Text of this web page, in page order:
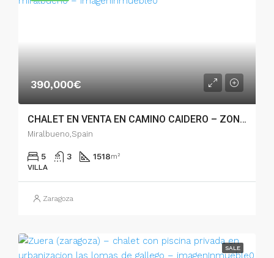
390,000€
CHALET EN VENTA EN CAMINO CAIDERO – ZONA MIRALBUENO – 005.04501
Miralbueno,Spain
5 3 1518m²
VILLA
Zaragoza
SALE